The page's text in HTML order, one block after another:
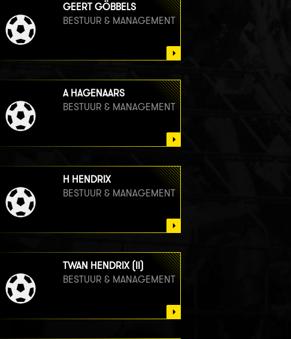
GEERT GÖBBELS
BESTUUR & MANAGEMENT
A HAGENAARS
BESTUUR & MANAGEMENT
H HENDRIX
BESTUUR & MANAGEMENT
TWAN HENDRIX (II)
BESTUUR & MANAGEMENT